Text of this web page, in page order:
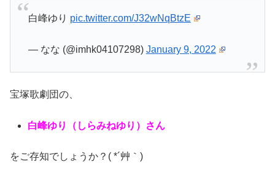
白峰ゆり pic.twitter.com/J32wNqBtzE
— なな (@imhk04107298) January 9, 2022
宝塚歌劇団の、
白峰ゆり（しらみねゆり）さん
をご存知でしょうか？( *´艸｀)